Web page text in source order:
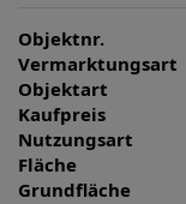
Objektnr.
Vermarktungsart
Objektart
Kaufpreis
Nutzungsart
Fläche
Grundfläche